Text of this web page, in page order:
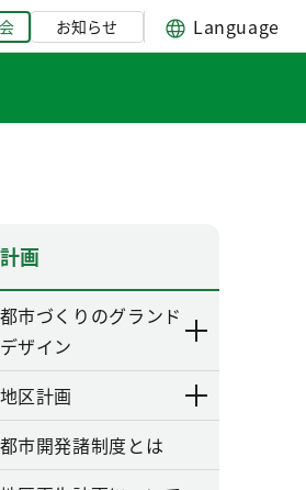
お知らせ Language
計画
都市づくりのグランド
デザイン
地区計画
都市開発諸制度とは